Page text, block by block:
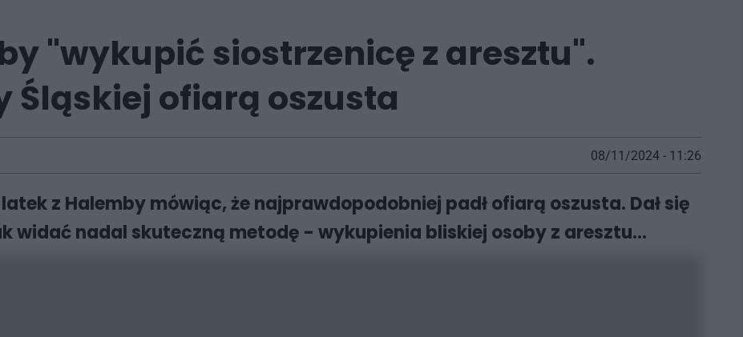
"wykupić siostrzenicę z aresztu".
Śląskiej ofiarą oszusta
08/11/2024 - 11:26
z Halemby mówiąc, że najprawdopodobniej padł ofiarą oszusta. Dał się
widać nadal skuteczną metodę - wykupienia bliskiej osoby z aresztu...